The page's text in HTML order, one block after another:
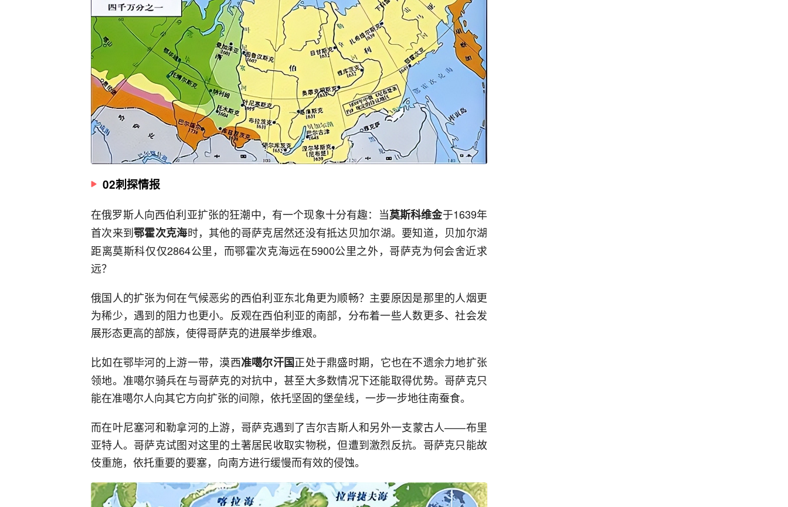
02刺探情报
在俄罗斯人向西伯利亚扩张的狂潮中，有一个现象十分有趣：当莫斯科维金于1639年
首次来到鄂霍次克海时，其他的哥萨克居然还没有抵达贝加尔湖。要知道，贝加尔湖
距离莫斯科仅仅2864公里，而鄂霍次克海远在5900公里之外，哥萨克为何会舍近求
远？
俄国人的扩张为何在气候恶劣的西伯利亚东北角更为顺畅？主要原因是那里的人烟更
为稀少，遇到的阻力也更小。反观在西伯利亚的南部，分布着一些人数更多、社会发
展形态更高的部族，使得哥萨克的进展举步维艰。
比如在鄂毕河的上游一带，漠西准噶尔汗国正处于鼎盛时期，它也在不遗余力地扩张
领地。准噶尔骑兵在与哥萨克的对抗中，甚至大多数情况下还能取得优势。哥萨克只
能在准噶尔人向其它方向扩张的间隙，依托坚固的堡垒线，一步一步地往南蚕食。
而在叶尼塞河和勒拿河的上游，哥萨克遇到了吉尔吉斯人和另外一支蒙古人——布里
亚特人。哥萨克试图对这里的土著居民收取实物税，但遭到激烈反抗。哥萨克只能故
伎重施，依托重要的要塞，向南方进行缓慢而有效的侵蚀。